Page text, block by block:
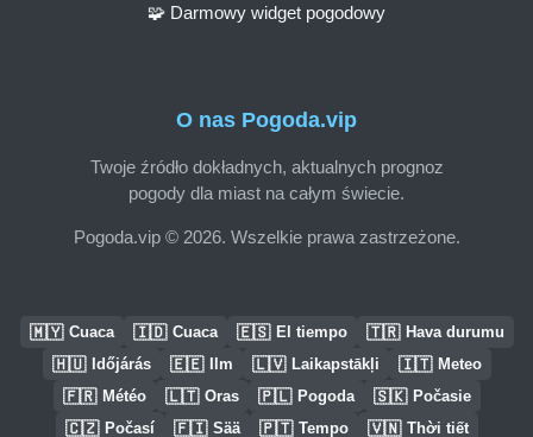
O nas Pogoda.vip
Twoje źródło dokładnych, aktualnych prognoz
pogody dla miast na całym świecie.
Pogoda.vip © 2026. Wszelkie prawa zastrzeżone.
🧩 Darmowy widget pogodowy
🇲🇾 Cuaca 🇮🇩 Cuaca 🇪🇸 El tiempo 🇹🇷 Hava durumu
🇭🇺 Időjárás 🇪🇪 Ilm 🇱🇻 Laikapstākļi 🇮🇹 Meteo
🇫🇷 Météo 🇱🇹 Oras 🇵🇱 Pogoda 🇸🇰 Počasie
🇨🇿 Počasí 🇫🇮 Sää 🇵🇹 Tempo 🇻🇳 Thời tiết